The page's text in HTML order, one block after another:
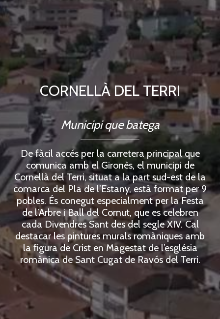
CORNELLÀ DEL TERRI
Municipi que batega
De fàcil accés per la carretera principal que
comunica amb el Gironès, el municipi de
Cornellà del Terri, situat a la part sud-est de la
comarca del Pla de l’Estany, està format per 9
pobles. És conegut especialment per la Festa
de l’Arbre i Ball del Cornut, que es celebren
cada Divendres Sant des del segle XIV. Cal
destacar les pintures murals romàniques amb
la figura de Crist en Magestat de l’església
romànica de Sant Cugat de Ravós del Terri.